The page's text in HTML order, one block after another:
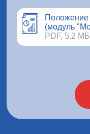
Положение
(модуль
PDF, 5.2 МБ